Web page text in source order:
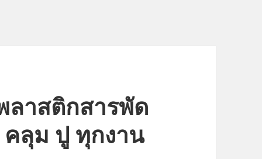
ลาสติกสารพัด
ลุม ปู ทุกงาน